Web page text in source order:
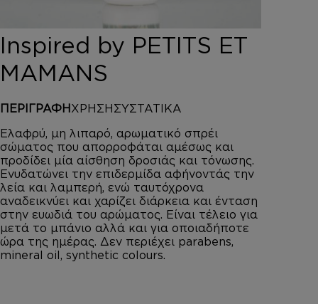
AUSTRALIAN GOLD
HOROMIA
SPECIAL OFFERS
ΚΑΛΑΘΙ
Inspired by PETITS ET
MAMANS
ΠΕΡΙΓΡΑΦΗ ΧΡΗΣΗ ΣΥΣΤΑΤΙΚΑ
Ελαφρύ, μη λιπαρό, αρωματικό σπρέι
σώματος που απορροφάται αμέσως και
προδίδει μία αίσθηση δροσιάς και τόνωσης.
Ενυδατώνει την επιδερμίδα αφήνοντάς την
λεία και λαμπερή, ενώ ταυτόχρονα
αναδεικνύει και χαρίζει διάρκεια και ένταση
στην ευωδιά του αρώματος. Είναι τέλειο για
μετά το μπάνιο αλλά και για οποιαδήποτε
ώρα της ημέρας. Δεν περιέχει parabens,
mineral oil, synthetic colours.